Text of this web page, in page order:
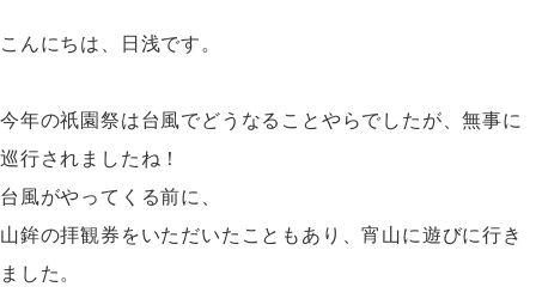
こんにちは、日浅です。
今年の祇園祭は台風でどうなることやらでしたが、無事に
巡行されましたね！
台風がやってくる前に、
山鉾の拝観券をいただいたこともあり、宵山に遊びに行き
ました。